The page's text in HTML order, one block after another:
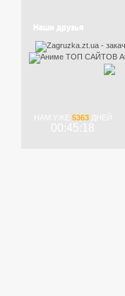
Наши друзья
НАМ УЖЕ 5363ДНЕЙ
00:45:19